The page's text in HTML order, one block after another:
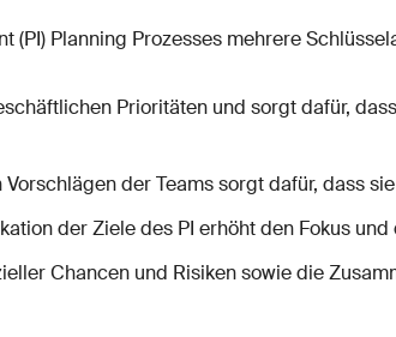
Planning Prozesses mehrere
Prioritäten und sorgt dafür,
der Teams sorgt dafür, dass
der Ziele des PI erhöht den Fokus
Chancen und Risiken sowie die